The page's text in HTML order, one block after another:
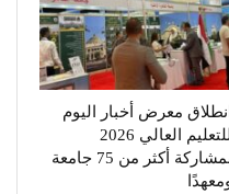
انطلاق معرض أخبار اليوم
للتعليم العالي 2026
بمشاركة أكثر من 75 جامعة